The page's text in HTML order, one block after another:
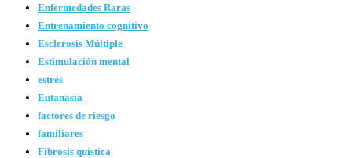
Enfermedades Raras
Entrenamiento cognitivo
Esclerosis Múltiple
Estimulación mental
estrés
Eutanasia
factores de riesgo
familiares
Fibrosis quistica